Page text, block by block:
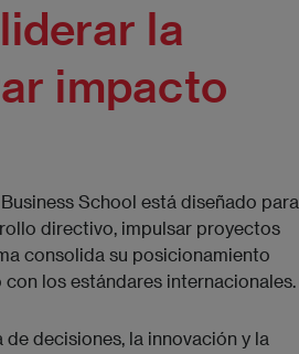
la
impacto
School está diseñado para
directivo, impulsar proyectos
consolida su posicionamiento
los estándares internacionales.
decisiones, la innovación y la